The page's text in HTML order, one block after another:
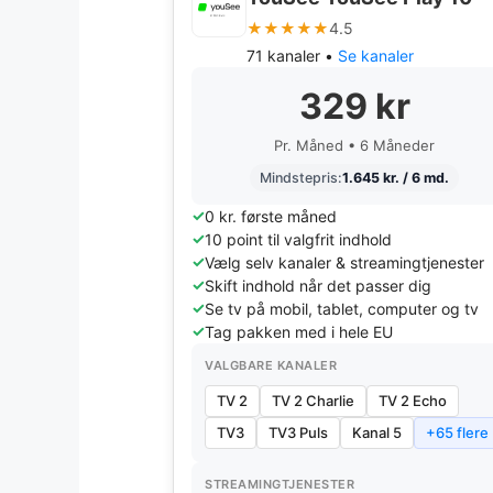
★★★★★4.5
71 kanaler • Se kanaler
329 kr
Pr. Måned • 6 Måneder
Mindstepris:1.645 kr. / 6 md.
0 kr. første måned
10 point til valgfrit indhold
Vælg selv kanaler & streamingtjenester
Skift indhold når det passer dig
Se tv på mobil, tablet, computer og tv
Tag pakken med i hele EU
VALGBARE KANALER
TV 2 TV 2 Charlie
TV 2 Echo
TV3
TV3 Puls Kanal 5 +65 flere
STREAMINGTJENESTER